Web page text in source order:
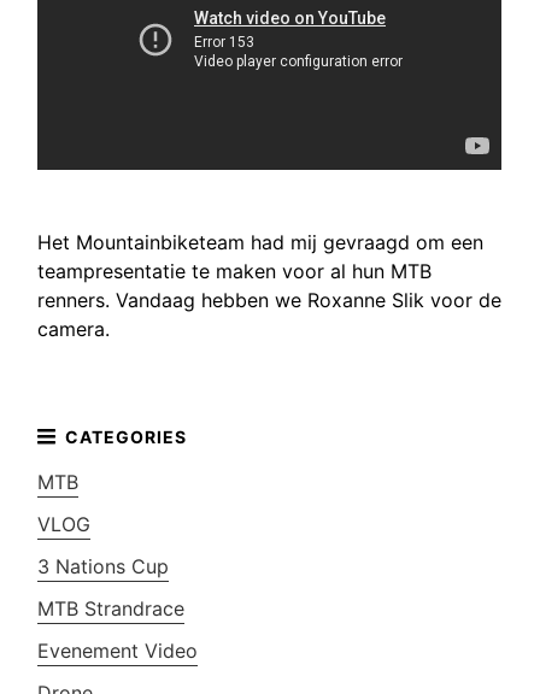
Het Mountainbiketeam had mij gevraagd om een
teampresentatie te maken voor al hun MTB
renners. Vandaag hebben we Roxanne Slik voor de
camera.
MTB
VLOG
3 Nations Cup
MTB Strandrace
Evenement Video